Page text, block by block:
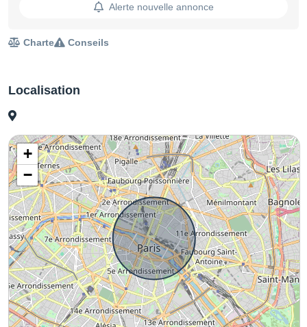
Localisation
+
−
Alerte nouvelle annonce
Charte Conseils